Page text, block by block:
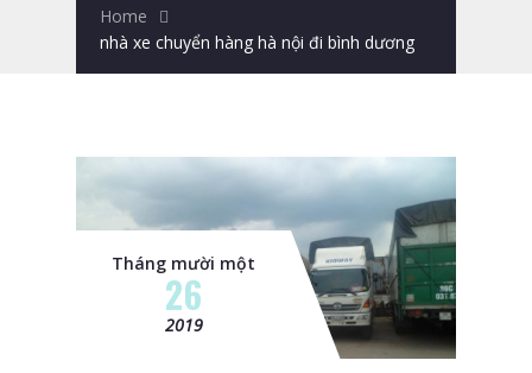
Home
nhà xe chuyển hàng hà nội đi bình dương
Tháng mười một
26
2019